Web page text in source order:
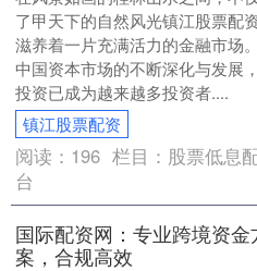
了甲天下的自然风光镇江股票配
滋养着一片充满活力的金融市场
中国资本市场的不断深化与发展
投资已成为越来越多投资者....
镇江股票配资
阅读： 196 栏目： 股票低息
台
国际配资网：专业跨境资金
案，合规高效